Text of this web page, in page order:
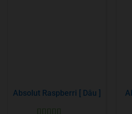
Absolut Raspberri [ Dâu ]